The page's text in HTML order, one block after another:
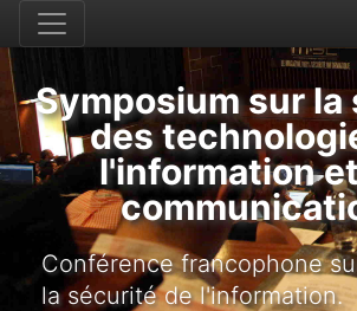
Symposium sur
des
l'information
Conférence francophone
la sécurité de l'information.